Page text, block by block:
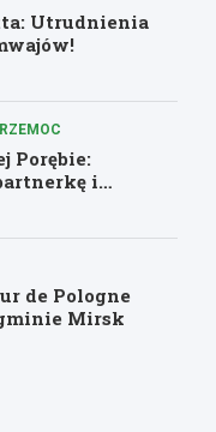
Utrudnienia
Porębie:
i
de Pologne
Mirsk